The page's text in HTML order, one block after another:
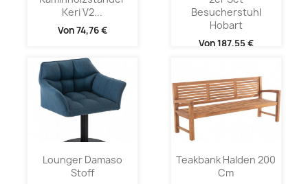
Keri V2...
Von74,76 €
Besucherstuhl
Hobart
Von187,55 €
Lounger Damaso
Stoff
Teakbank Halden 200
Cm